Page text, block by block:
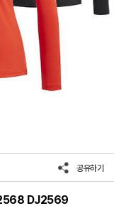
공유하기
DJ2569